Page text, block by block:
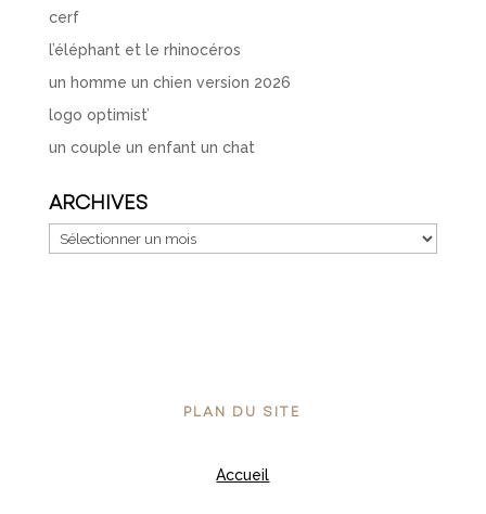
cerf
l’éléphant et le rhinocéros
un homme un chien version 2026
logo optimist’
un couple un enfant un chat
ARCHIVES
Archives
PLAN DU SITE
Accueil